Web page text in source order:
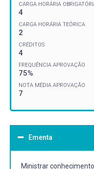
CARGA HORÁRIA
4
CARGA HORÁRIA TEÓRICA
2
CRÉDITOS
4
FREQUÊNCIA APROVAÇÃO
75%
NOTA MÉDIA APROVAÇÃO
7
Ementa
Ministrar